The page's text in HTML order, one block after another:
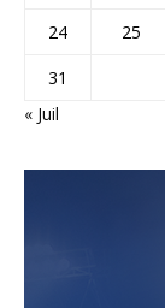
24
25
31
« Juil